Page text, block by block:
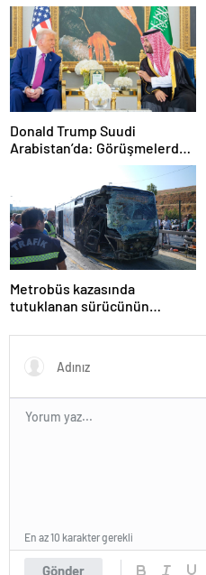
olarak yaşıyor
Donald Trump Suudi
Arabistan’da: Görüşmelerde
Metrobüs kazasında
tutuklanan sürücünün
Gönder
En az 10 karakter gerekli